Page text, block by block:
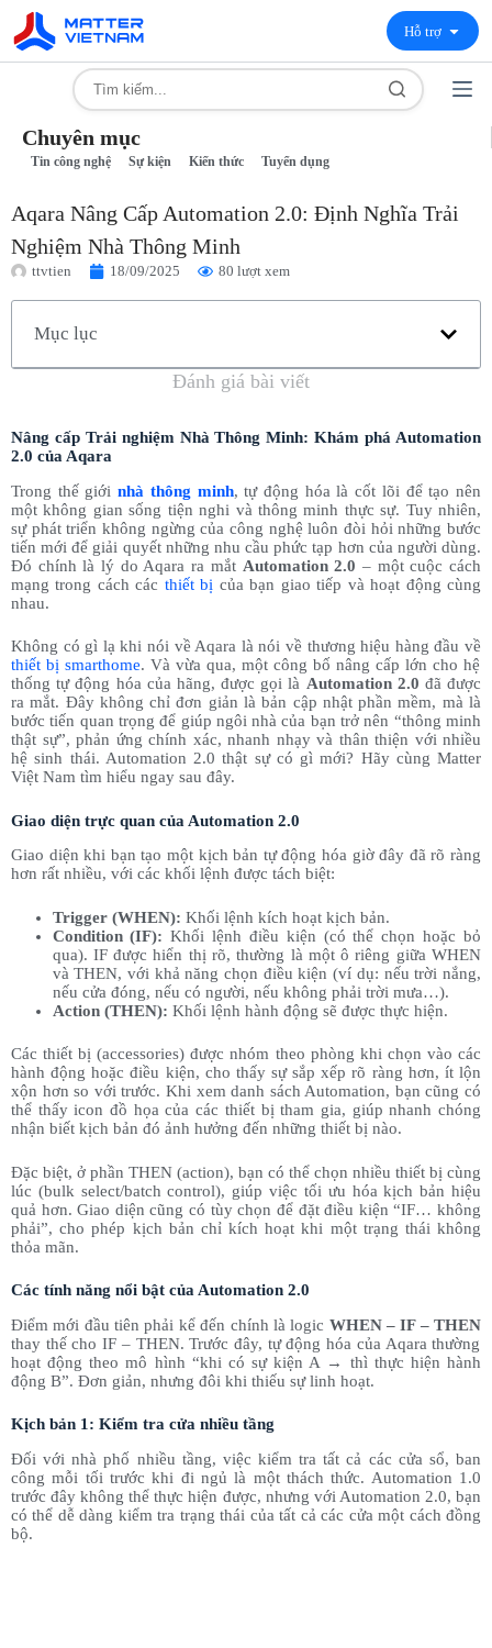
Hỗ trợ
Chuyên mục
Tin công nghệ Sự kiện Kiến thức Tuyển dụng
Aqara Nâng Cấp Automation 2.0: Định Nghĩa Trải
Nghiệm Nhà Thông Minh
ttvtien 18/09/2025 80 lượt xem
Mục lục
Đánh giá bài viết
Nâng cấp Trải nghiệm Nhà Thông Minh: Khám phá Automation
2.0 của Aqara
Trong thế giới nhà thông minh, tự động hóa là cốt lõi để tạo nên
một không gian sống tiện nghi và thông minh thực sự. Tuy nhiên,
sự phát triển không ngừng của công nghệ luôn đòi hỏi những bước
tiến mới để giải quyết những nhu cầu phức tạp hơn của người dùng.
Đó chính là lý do Aqara ra mắt Automation 2.0 – một cuộc cách
mạng trong cách các thiết bị của bạn giao tiếp và hoạt động cùng
nhau.
Không có gì lạ khi nói về Aqara là nói về thương hiệu hàng đầu về
thiết bị smarthome. Và vừa qua, một công bố nâng cấp lớn cho hệ
thống tự động hóa của hãng, được gọi là Automation 2.0 đã được
ra mắt. Đây không chỉ đơn giản là bản cập nhật phần mềm, mà là
bước tiến quan trọng để giúp ngôi nhà của bạn trở nên “thông minh
thật sự”, phản ứng chính xác, nhanh nhạy và thân thiện với nhiều
hệ sinh thái. Automation 2.0 thật sự có gì mới? Hãy cùng Matter
Việt Nam tìm hiểu ngay sau đây.
Giao diện trực quan của Automation 2.0
Giao diện khi bạn tạo một kịch bản tự động hóa giờ đây đã rõ ràng
hơn rất nhiều, với các khối lệnh được tách biệt:
Trigger (WHEN): Khối lệnh kích hoạt kịch bản.
Condition (IF): Khối lệnh điều kiện (có thể chọn hoặc bỏ
qua). IF được hiển thị rõ, thường là một ô riêng giữa WHEN
và THEN, với khả năng chọn điều kiện (ví dụ: nếu trời nắng,
nếu cửa đóng, nếu có người, nếu không phải trời mưa…).
Action (THEN): Khối lệnh hành động sẽ được thực hiện.
Các thiết bị (accessories) được nhóm theo phòng khi chọn vào các
hành động hoặc điều kiện, cho thấy sự sắp xếp rõ ràng hơn, ít lộn
xộn hơn so với trước. Khi xem danh sách Automation, bạn cũng có
thể thấy icon đồ họa của các thiết bị tham gia, giúp nhanh chóng
nhận biết kịch bản đó ảnh hưởng đến những thiết bị nào.
Đặc biệt, ở phần THEN (action), bạn có thể chọn nhiều thiết bị cùng
lúc (bulk select/batch control), giúp việc tối ưu hóa kịch bản hiệu
quả hơn. Giao diện cũng có tùy chọn để đặt điều kiện “IF… không
phải”, cho phép kịch bản chỉ kích hoạt khi một trạng thái không
thỏa mãn.
Các tính năng nổi bật của Automation 2.0
Điểm mới đầu tiên phải kể đến chính là logic WHEN – IF – THEN
thay thế cho IF – THEN. Trước đây, tự động hóa của Aqara thường
hoạt động theo mô hình “khi có sự kiện A → thì thực hiện hành
động B”. Đơn giản, nhưng đôi khi thiếu sự linh hoạt.
Kịch bản 1: Kiểm tra cửa nhiều tầng
Đối với nhà phố nhiều tầng, việc kiểm tra tất cả các cửa sổ, ban
công mỗi tối trước khi đi ngủ là một thách thức. Automation 1.0
trước đây không thể thực hiện được, nhưng với Automation 2.0, bạn
có thể dễ dàng kiểm tra trạng thái của tất cả các cửa một cách đồng
bộ.